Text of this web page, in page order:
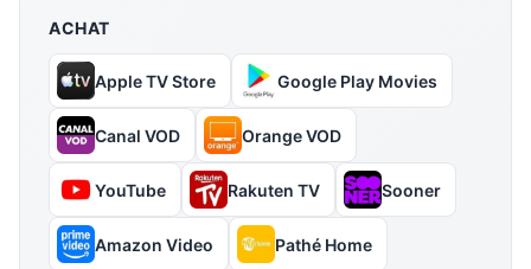
ACHAT
Apple TV Store Google Play Movies
Canal VOD Orange VOD
YouTube Rakuten TV Sooner
Amazon Video Pathé Home